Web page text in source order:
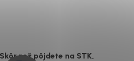
než pôjdete na STK,